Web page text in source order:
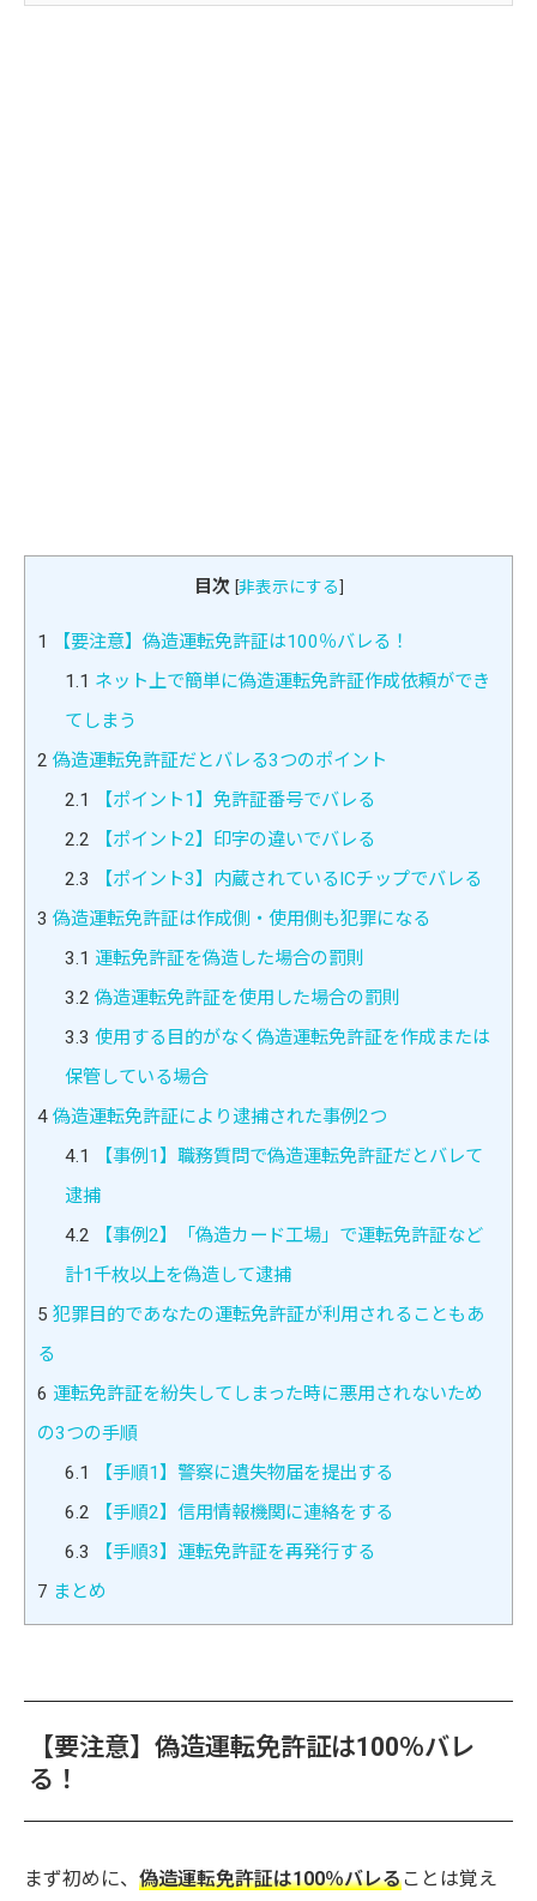
目次 [非表示にする]
1
【要注意】偽造運転免許証は100％バレる！
1.1 ネット上で簡単に偽造運転免許証作成依頼ができ
てしまう
2 偽造運転免許証だとバレる3つのポイント
2.1
【ポイント1】免許証番号でバレる
2.2 【ポイント2】印字の違いでバレる
2.3 【ポイント3】内蔵されているICチップでバレる
3 偽造運転免許証は作成側・使用側も犯罪になる
3.1 運転免許証を偽造した場合の罰則
3.2 偽造運転免許証を使用した場合の罰則
3.3 使用する目的がなく偽造運転免許証を作成または
保管している場合
4 偽造運転免許証により逮捕された事例2つ
4.1
【事例1】職務質問で偽造運転免許証だとバレて
逮捕
4.2 【事例2】「偽造カード工場」で運転免許証など
計1千枚以上を偽造して逮捕
5 犯罪目的であなたの運転免許証が利用されることもあ
る
6 運転免許証を紛失してしまった時に悪用されないため
の3つの手順
6.1
【手順1】警察に遺失物届を提出する
6.2 【手順2】信用情報機関に連絡をする
6.3 【手順3】運転免許証を再発行する
7 まとめ
【要注意】偽造運転免許証は100％バレ
る！
まず初めに、 偽造運転免許証は100％バレることは覚え